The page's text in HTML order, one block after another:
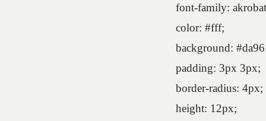
font-family:
color: #fff;
background:
padding: 3px 3px;
border-radius: 4px;
height: 12px;